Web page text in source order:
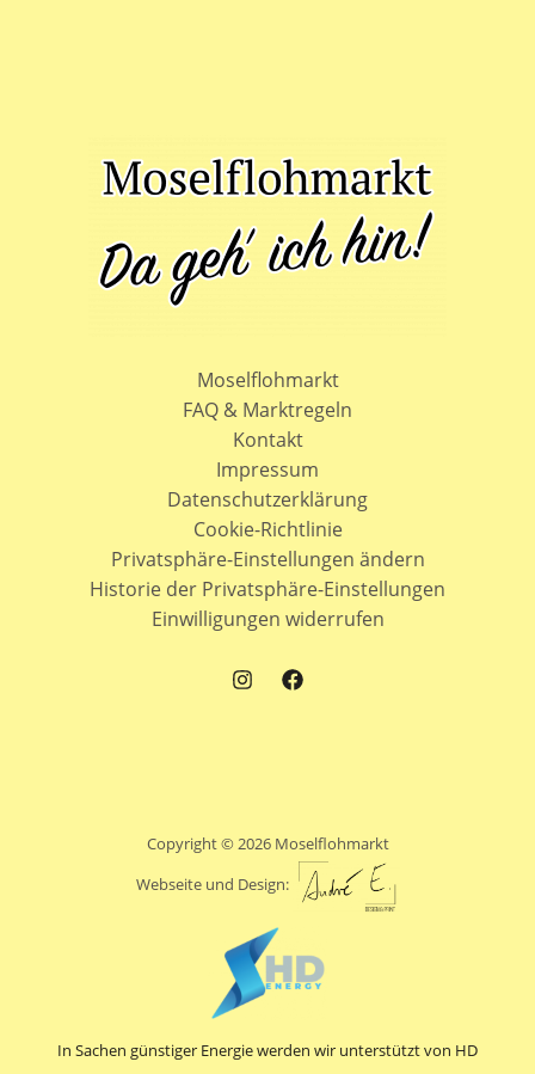
Moselflohmarkt
FAQ & Marktregeln
Kontakt
Impressum
Datenschutzerklärung
Cookie-Richtlinie
Privatsphäre-Einstellungen ändern
Historie der Privatsphäre-Einstellungen
Einwilligungen widerrufen
Copyright © 2026 Moselflohmarkt
Webseite und Design:
In Sachen günstiger Energie werden wir unterstützt von HD